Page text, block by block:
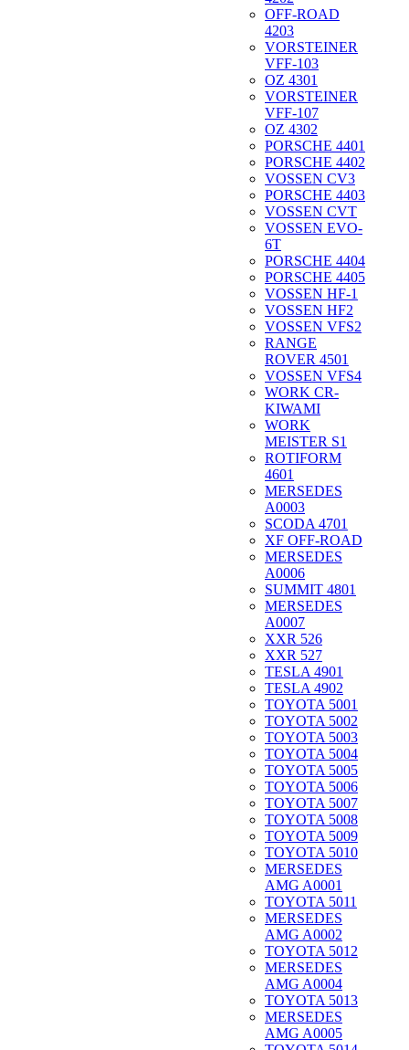
OFF-ROAD
4203
VORSTEINER
VFF-103
OZ 4301
VORSTEINER
VFF-107
OZ 4302
PORSCHE 4401
PORSCHE 4402
VOSSEN CV3
PORSCHE 4403
VOSSEN CVT
VOSSEN EVO-
6T
PORSCHE 4404
PORSCHE 4405
VOSSEN HF-1
VOSSEN HF2
VOSSEN VFS2
RANGE
ROVER 4501
VOSSEN VFS4
WORK CR-
KIWAMI
WORK
MEISTER S1
ROTIFORM
4601
MERSEDES
A0003
SCODA 4701
XF OFF-ROAD
MERSEDES
A0006
SUMMIT 4801
MERSEDES
A0007
XXR 526
XXR 527
TESLA 4901
TESLA 4902
TOYOTA 5001
TOYOTA 5002
TOYOTA 5003
TOYOTA 5004
TOYOTA 5005
TOYOTA 5006
TOYOTA 5007
TOYOTA 5008
TOYOTA 5009
TOYOTA 5010
MERSEDES
AMG A0001
TOYOTA 5011
MERSEDES
AMG A0002
TOYOTA 5012
MERSEDES
AMG A0004
TOYOTA 5013
MERSEDES
AMG A0005